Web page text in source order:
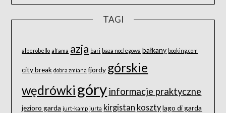
TAGI
alberobello alfama azja bari baza noclegowa bałkany booking.com
city break dobra zmiana fjordy górskie
wędrówki góryinformacje praktyczne
jezioro garda jurt-kamp jurta kirgistan koszty lago di garda